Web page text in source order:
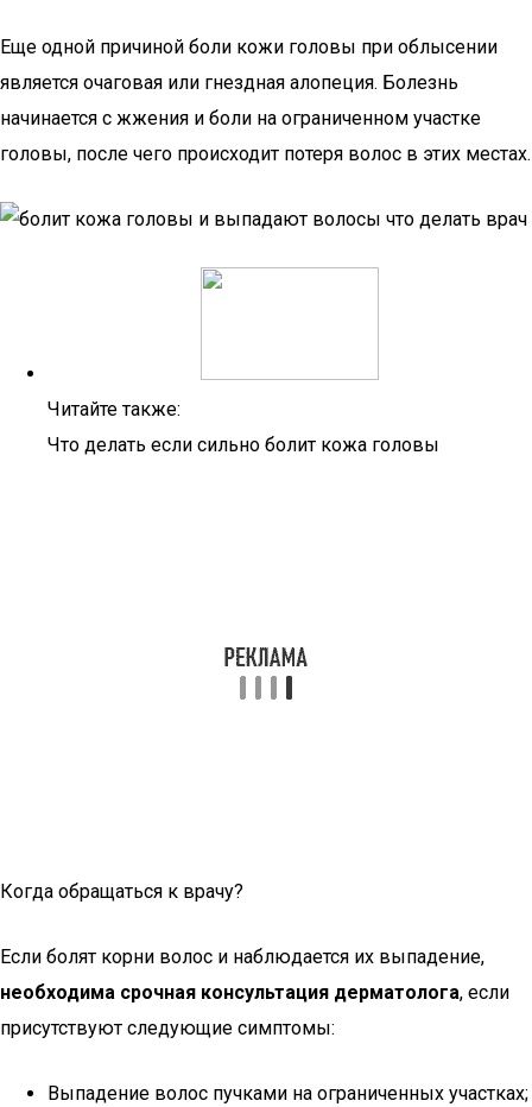
Еще одной причиной боли кожи головы при облысении
является очаговая или гнездная алопеция. Болезнь
начинается с жжения и боли на ограниченном участке
головы, после чего происходит потеря волос в этих местах.
Читайте также:
Что делать если сильно болит кожа головы
Когда обращаться к врачу?
Если болят корни волос и наблюдается их выпадение,
необходима срочная консультация дерматолога, если
присутствуют следующие симптомы:
Выпадение волос пучками на ограниченных участках;